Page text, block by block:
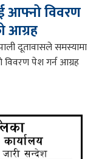
आफ्नो विवरण
आग्रह
दूतावासले समस्यामा
विवरण पेश गर्न आग्रह